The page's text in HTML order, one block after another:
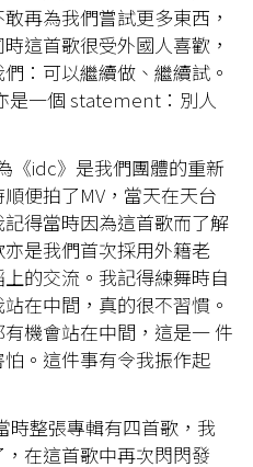
再為我們嘗試更多東西，
這首歌很受外國人喜歡，
：可以繼續做、繼續試。
是一個 statement：別人
《idc》是我們團體的重新
便拍了MV，當天在天台
得當時因為這首歌而了解
是我們首次採用外籍老
的交流。我記得練舞時自
在中間，真的很不習慣。
機會站在中間，這是一 件
。這件事有令我振作起
整張專輯有四首歌，我
在這首歌中再次閃閃發